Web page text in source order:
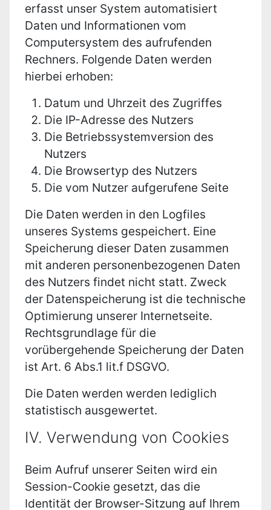
erfasst unser System automatisiert
Daten und Informationen vom
Computersystem des aufrufenden
Rechners. Folgende Daten werden
hierbei erhoben:
Datum und Uhrzeit des Zugriffes
Die IP-Adresse des Nutzers
Die Betriebssystemversion des
Nutzers
Die Browsertyp des Nutzers
Die vom Nutzer aufgerufene Seite
Die Daten werden in den Logfiles
unseres Systems gespeichert. Eine
Speicherung dieser Daten zusammen
mit anderen personenbezogenen Daten
des Nutzers findet nicht statt. Zweck
der Datenspeicherung ist die technische
Optimierung unserer Internetseite.
Rechtsgrundlage für die
vorübergehende Speicherung der Daten
ist Art. 6 Abs.1 lit.f DSGVO.
Die Daten werden werden lediglich
statistisch ausgewertet.
IV. Verwendung von Cookies
Beim Aufruf unserer Seiten wird ein
Session-Cookie gesetzt, das die
Identität der Browser-Sitzung auf Ihrem